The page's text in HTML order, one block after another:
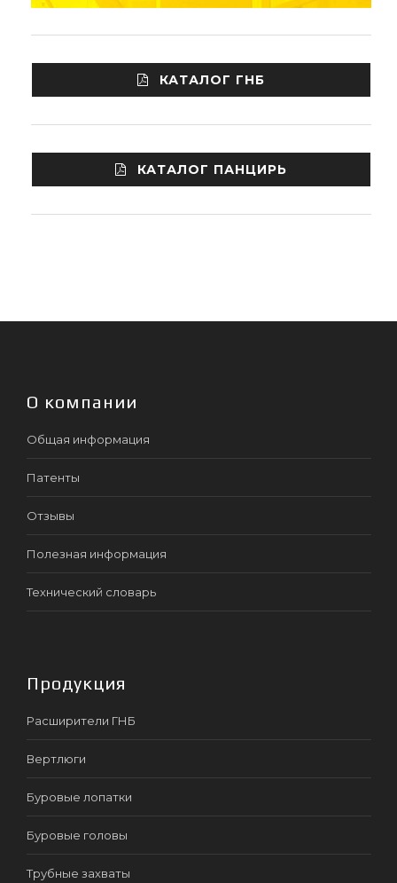
КАТАЛОГ ГНБ
КАТАЛОГ ПАНЦИРЬ
О компании
Общая информация
Патенты
Отзывы
Полезная информация
Технический словарь
Продукция
Расширители ГНБ
Вертлюги
Буровые лопатки
Буровые головы
Трубные захваты